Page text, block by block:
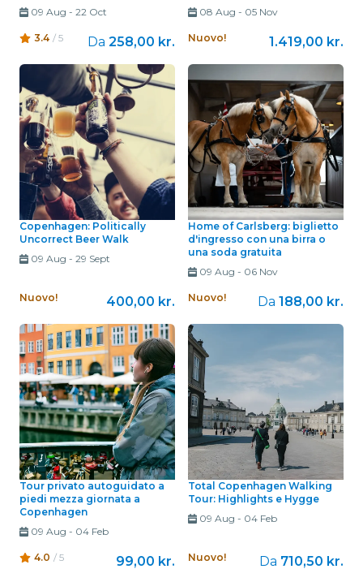
09 Aug - 22 Oct
3.4 / 5 Da 258,00 kr.
08 Aug - 05 Nov
Nuovo! 1.419,00 kr.
Copenhagen: Politically
Uncorrect Beer Walk
09 Aug - 29 Sept
Nuovo! 400,00 kr.
Home of Carlsberg: biglietto
d'ingresso con una birra o
una soda gratuita
09 Aug - 06 Nov
Nuovo! Da 188,00 kr.
Tour privato autoguidato a
piedi mezza giornata a
Copenhagen
09 Aug - 04 Feb
4.0 / 5 99,00 kr.
Total Copenhagen Walking
Tour: Highlights e Hygge
09 Aug - 04 Feb
Nuovo! Da 710,50 kr.